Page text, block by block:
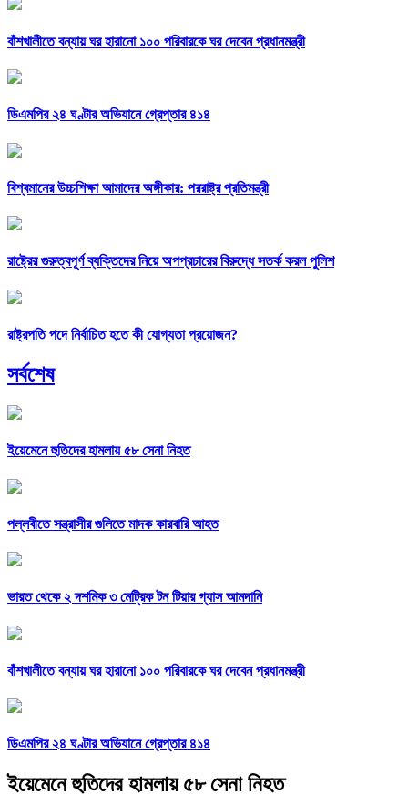
বাঁশখালীতে বন্যায় ঘর হারানো ১০০ পরিবারকে ঘর দেবেন প্রধানমন্ত্রী
ডিএমপির ২৪ ঘণ্টার অভিযানে গ্রেপ্তার ৪১৪
বিশ্বমানের উচ্চশিক্ষা আমাদের অঙ্গীকার: পররাষ্ট্র প্রতিমন্ত্রী
রাষ্ট্রের গুরুত্বপূর্ণ ব্যক্তিদের নিয়ে অপপ্রচারের বিরুদ্ধে সতর্ক করল পুলিশ
রাষ্ট্রপতি পদে নির্বাচিত হতে কী যোগ্যতা প্রয়োজন?
সর্বশেষ
ইয়েমেনে হুতিদের হামলায় ৫৮ সেনা নিহত
পল্লবীতে সন্ত্রাসীর গুলিতে মাদক কারবারি আহত
ভারত থেকে ২ দশমিক ৩ মেট্রিক টন টিয়ার গ্যাস আমদানি
বাঁশখালীতে বন্যায় ঘর হারানো ১০০ পরিবারকে ঘর দেবেন প্রধানমন্ত্রী
ডিএমপির ২৪ ঘণ্টার অভিযানে গ্রেপ্তার ৪১৪
ইয়েমেনে হুতিদের হামলায় ৫৮ সেনা নিহত